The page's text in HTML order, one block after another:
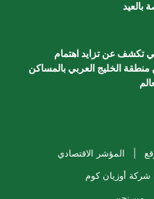
بالعيد
تكشف عن تزايد اهتمام
الخليج العربي بالمساكن
| المؤشر الاقتصادي
شركة أوزيان كوم